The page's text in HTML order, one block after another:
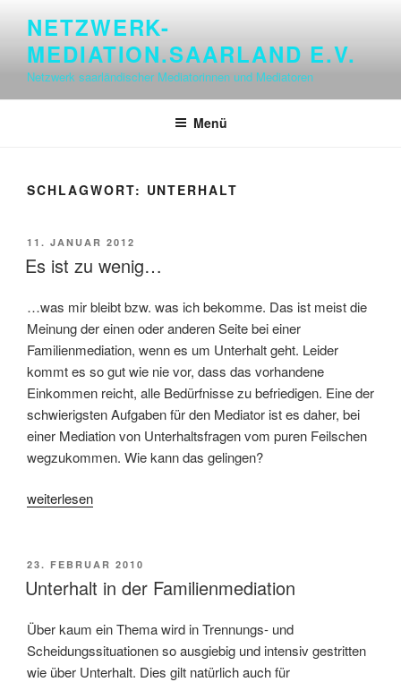
springen
NETZWERK-
MEDIATION.SAARLAND E.V.
Netzwerk saarländischer Mediatorinnen und Mediatoren
Menü
SCHLAGWORT: UNTERHALT
VERÖFFENTLICHT
AM
11. JANUAR 2012
Es ist zu wenig…
…was mir bleibt bzw. was ich bekomme. Das ist meist die
Meinung der einen oder anderen Seite bei einer
Familienmediation, wenn es um Unterhalt geht. Leider
kommt es so gut wie nie vor, dass das vorhandene
Einkommen reicht, alle Bedürfnisse zu befriedigen. Eine der
schwierigsten Aufgaben für den Mediator ist es daher, bei
einer Mediation von Unterhaltsfragen vom puren Feilschen
wegzukommen. Wie kann das gelingen?
„Es
wenig…“
weiterlesen
VERÖFFENTLICHT
AM
23. FEBRUAR 2010
Unterhalt in der Familienmediation
Über kaum ein Thema wird in Trennungs- und
Scheidungssituationen so ausgiebig und intensiv gestritten
wie über Unterhalt. Dies gilt natürlich auch für